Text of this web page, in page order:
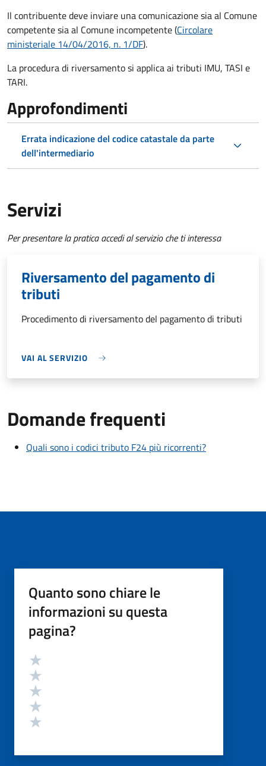
Il contribuente deve inviare una comunicazione sia al Comune
competente sia al Comune incompetente (Circolare
ministeriale 14/04/2016, n. 1/DF).
La procedura di riversamento si applica ai tributi IMU, TASI e
TARI.
Approfondimenti
Errata indicazione del codice catastale da parte
dell'intermediario
Servizi
Per presentare la pratica accedi al servizio che ti interessa
Riversamento del pagamento di
tributi
Procedimento di riversamento del pagamento di tributi
VAI AL SERVIZIO
Domande frequenti
Quali sono i codici tributo F24 più ricorrenti?
Quanto sono chiare le
informazioni su questa
pagina?
Valutazione